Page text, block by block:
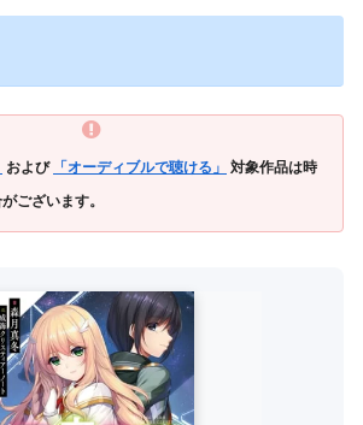
および 「オーディブルで聴ける」
対象作品は時
ございます。